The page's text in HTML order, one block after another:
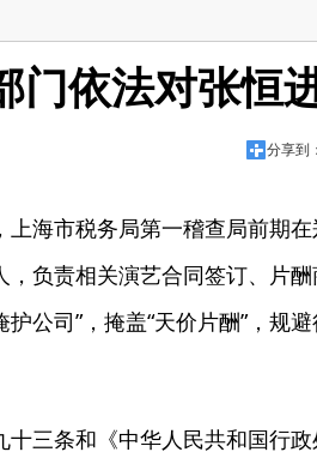
门依法对张恒
分享到：
海市税务局第一稽查局前期在
负责相关演艺合同签订、片
公司”，掩盖“天价片酬”，规
三条和《中华人民共和国行政